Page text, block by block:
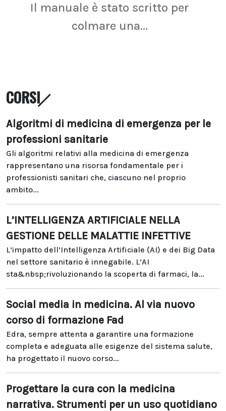
Il manuale è stato scritto per
colmare una...
CORSI
Algoritmi di medicina di emergenza per le
professioni sanitarie
Gli algoritmi relativi alla medicina di emergenza
rappresentano una risorsa fondamentale per i
professionisti sanitari che, ciascuno nel proprio
ambito...
L’INTELLIGENZA ARTIFICIALE NELLA
GESTIONE DELLE MALATTIE INFETTIVE
L’impatto dell’Intelligenza Artificiale (AI) e dei Big Data
nel settore sanitario è innegabile. L’AI
sta&nbsp;rivoluzionando la scoperta di farmaci, la...
Social media in medicina. Al via nuovo
corso di formazione Fad
Edra, sempre attenta a garantire una formazione
completa e adeguata alle esigenze del sistema salute,
ha progettato il nuovo corso...
Progettare la cura con la medicina
narrativa. Strumenti per un uso quotidiano